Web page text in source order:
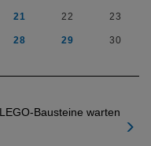
21 22 23
28 29 30
Bausteine warten